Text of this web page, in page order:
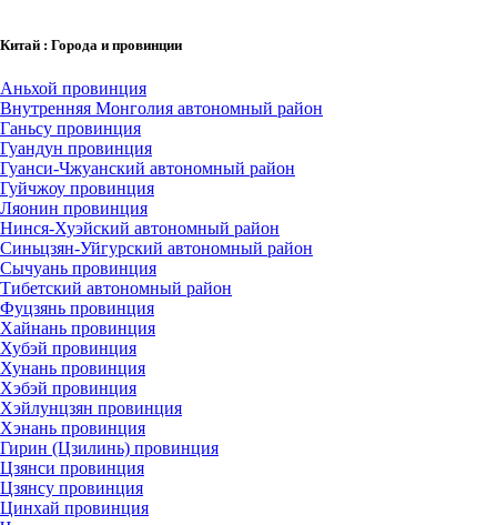
Китай : Города и провинции
Аньхой провинция
Внутренняя Монголия автономный район
Ганьсу провинция
Гуандун провинция
Гуанси-Чжуанский автономный район
Гуйчжоу провинция
Ляонин провинция
Нинся-Хуэйский автономный район
Синьцзян-Уйгурский автономный район
Сычуань провинция
Тибетский автономный район
Фуцзянь провинция
Хайнань провинция
Хубэй провинция
Хунань провинция
Хэбэй провинция
Хэйлунцзян провинция
Хэнань провинция
Гирин (Цзилинь) провинция
Цзянси провинция
Цзянсу провинция
Цинхай провинция